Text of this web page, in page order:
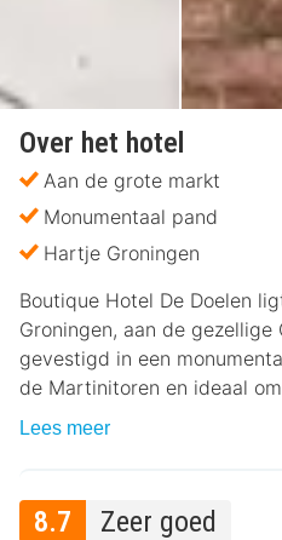
Over het hotel
Aan de grote markt
Monumentaal pand
Hartje Groningen
Boutique Hotel De Doelen
Groningen, aan de
gevestigd in een
de Martinitoren en ideaal
Lees meer
8.7 Zeer goed